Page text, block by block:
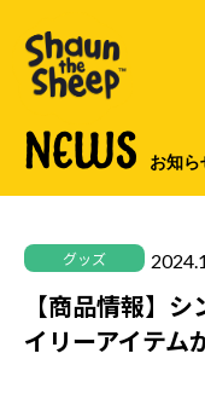
NEWS お知
グッズ
【商品情報】
イリーアイテム